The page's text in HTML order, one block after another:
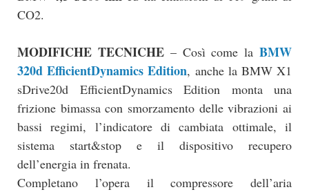
CO2.
MODIFICHE TECNICHE– Così come laBMW
320d EfficientDynamics Edition, anche la BMW X1
sDrive20d EfficientDynamics Edition monta una
frizione bimassa con smorzamento delle vibrazioni ai
bassi regimi, l’indicatore di cambiata ottimale, il
sistema start&stop e il dispositivo recupero
dell’energia in frenata.
Completano l’opera il compressore dell’aria